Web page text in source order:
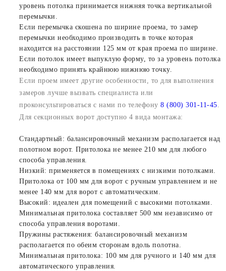
уровень потолка принимается нижняя точка вертикальной
перемычки.
Если перемычка скошена по ширине проема, то замер
перемычки необходимо производить в точке которая
находится на расстоянии 125 мм от края проема по ширине.
Если потолок имеет выпуклую форму, то за уровень потолка
необходимо принять крайнюю нижнюю точку.
Если проем имеет другие особенности, то для выполнения
замеров лучше вызвать специалиста или
проконсультироваться с нами по телефону 8 (800) 301-11-45.
Для секционных ворот доступно 4 вида монтажа:
Стандартный: балансировочный механизм располагается над
полотном ворот. Притолока не менее 210 мм для любого
способа управления.
Низкий: применяется в помещениях с низкими потолками.
Притолока от 100 мм для ворот с ручным управлением и не
менее 140 мм для ворот с автоматическим.
Высокий: идеален для помещений с высокими потолками.
Минимальная притолока составляет 500 мм независимо от
способа управления воротами.
Пружины растяжения: балансировочный механизм
располагается по обеим сторонам вдоль полотна.
Минимальная притолока: 100 мм для ручного и 140 мм для
автоматического управления.